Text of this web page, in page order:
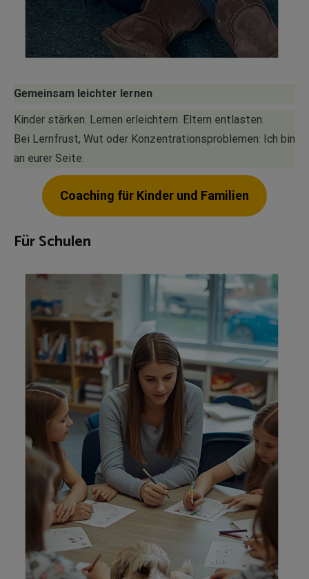
Gemeinsam leichter lernen
Kinder stärken. Lernen erleichtern. Eltern entlasten.
Bei Lernfrust, Wut oder Konzentrationsproblemen: Ich bin
an eurer Seite.
Coaching für Kinder und Familien
Für Schulen